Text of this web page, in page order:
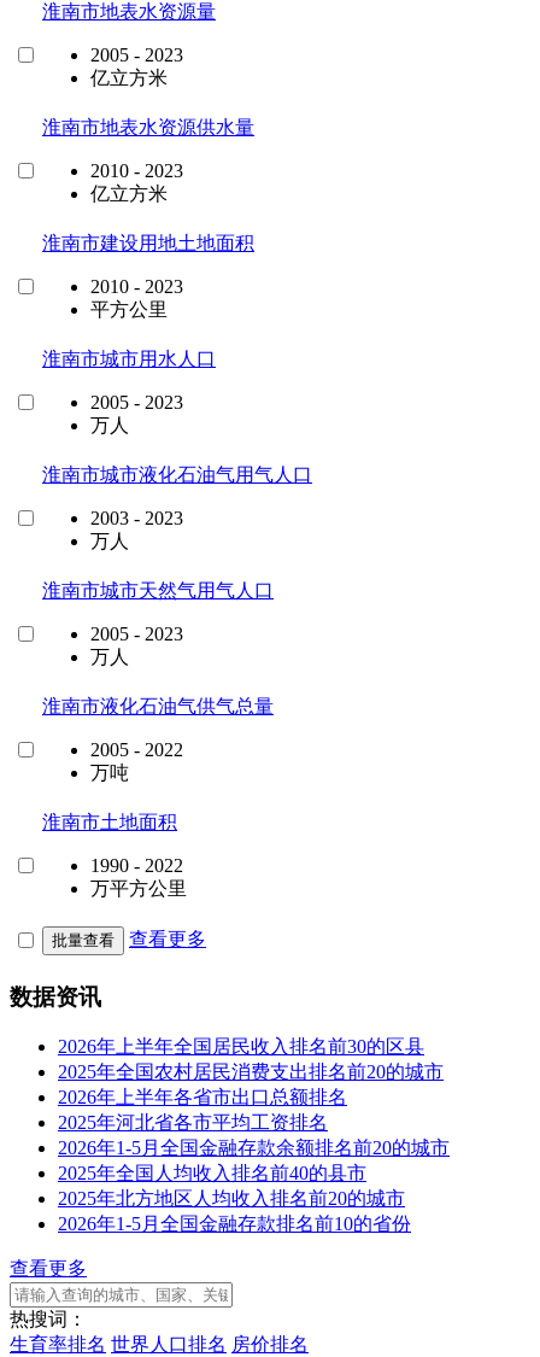
淮南市地表水资源量
2005 - 2023
亿立方米
淮南市地表水资源供水量
2010 - 2023
亿立方米
淮南市建设用地土地面积
2010 - 2023
平方公里
淮南市城市用水人口
2005 - 2023
万人
淮南市城市液化石油气用气人口
2003 - 2023
万人
淮南市城市天然气用气人口
2005 - 2023
万人
淮南市液化石油气供气总量
2005 - 2022
万吨
淮南市土地面积
1990 - 2022
万平方公里
批量查看 查看更多
数据资讯
2026年上半年全国居民收入排名前30的区县
2025年全国农村居民消费支出排名前20的城市
2026年上半年各省市出口总额排名
2025年河北省各市平均工资排名
2026年1-5月全国金融存款余额排名前20的城市
2025年全国人均收入排名前40的县市
2025年北方地区人均收入排名前20的城市
2026年1-5月全国金融存款排名前10的省份
查看更多
热搜词：
生育率排名 世界人口排名 房价排名